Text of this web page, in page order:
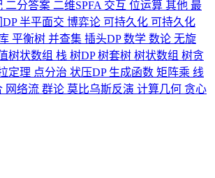
二分答案 二维SPFA 交互 位运算 其他 最
DP半平面交 博弈论 可持久化 可持久化
平衡树 并查集 插头DP数学 数论 无旋
树状数组 栈 树DP树套树 树状数组 树贪
定理 点分治 状压DP 生成函数 矩阵乘 线
网络流 群论 莫比乌斯反演 计算几何 贪心